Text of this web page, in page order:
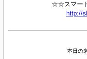
☆☆スマー
http://
本日の